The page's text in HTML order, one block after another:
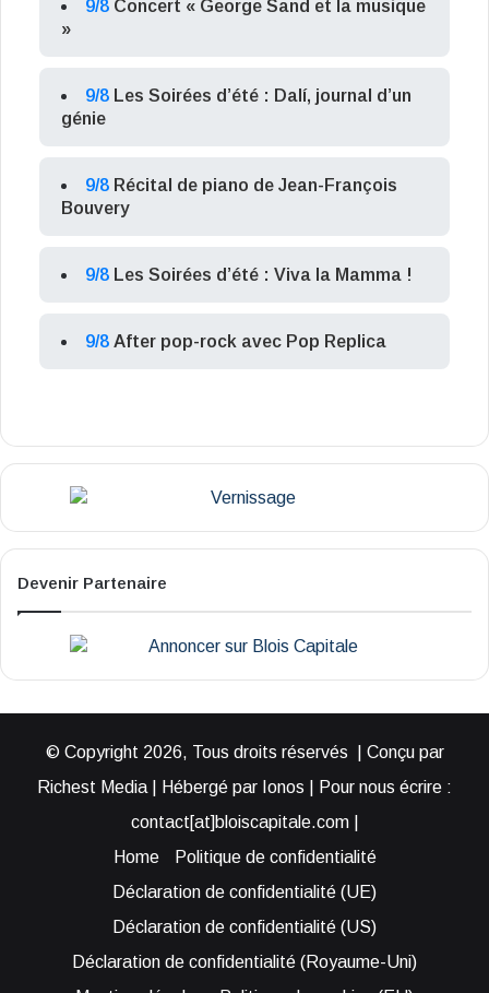
9/8 Concert « George Sand et la musique
»
9/8 Les Soirées d’été : Dalí, journal d’un
génie
9/8 Récital de piano de Jean-François
Bouvery
9/8 Les Soirées d’été : Viva la Mamma !
9/8 After pop-rock avec Pop Replica
Devenir Partenaire
© Copyright 2026, Tous droits réservés | Conçu par
Richest Media | Hébergé par Ionos | Pour nous écrire :
contact[at]bloiscapitale.com |
Home
Politique de confidentialité
Déclaration de confidentialité (UE)
Déclaration de confidentialité (US)
Déclaration de confidentialité (Royaume-Uni)